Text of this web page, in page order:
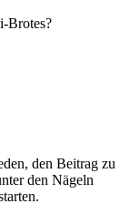
Brotes?
den Beitrag zu
den Nägeln